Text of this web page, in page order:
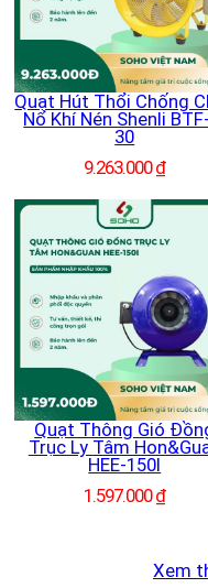
Quạt Hút Thổi Chống
Nổ Khí Nén Shenli
30
9.263.000₫
Quạt Thông Gió
Trục Ly Tâm
HEE-150I
1.597.000₫
Xem